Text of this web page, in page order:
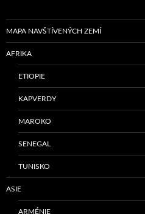
MAPA NAVŠTÍVENÝCH ZEMÍ
AFRIKA
ETIOPIE
KAPVERDY
MAROKO
SENEGAL
TUNISKO
ASIE
ARMÉNIE